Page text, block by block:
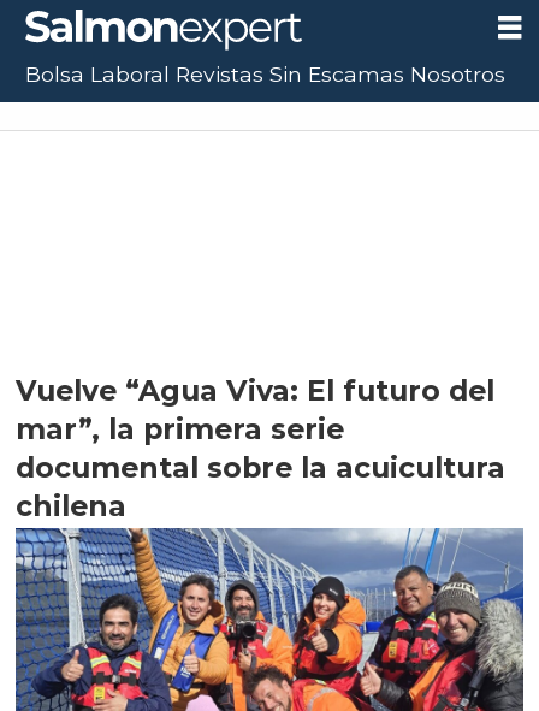
Vuelve “Agua Viva: El futuro del
mar”, la primera serie
documental sobre la acuicultura
chilena
Bolsa Laboral Revistas Sin Escamas Nosotros